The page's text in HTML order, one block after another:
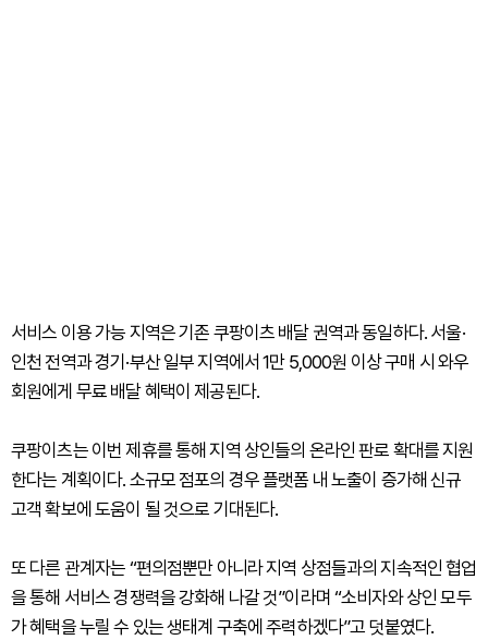
서비스 이용 가능 지역은 기존 쿠팡이츠 배달 권역과 동일하다. 서울·
인천 전역과 경기·부산 일부 지역에서 1만 5,000원 이상 구매 시 와우
회원에게 무료 배달 혜택이 제공된다.
쿠팡이츠는 이번 제휴를 통해 지역 상인들의 온라인 판로 확대를 지원
한다는 계획이다. 소규모 점포의 경우 플랫폼 내 노출이 증가해 신규
고객 확보에 도움이 될 것으로 기대된다.
또 다른 관계자는 “편의점뿐만 아니라 지역 상점들과의 지속적인 협업
을 통해 서비스 경쟁력을 강화해 나갈 것”이라며 “소비자와 상인 모두
가 혜택을 누릴 수 있는 생태계 구축에 주력하겠다”고 덧붙였다.